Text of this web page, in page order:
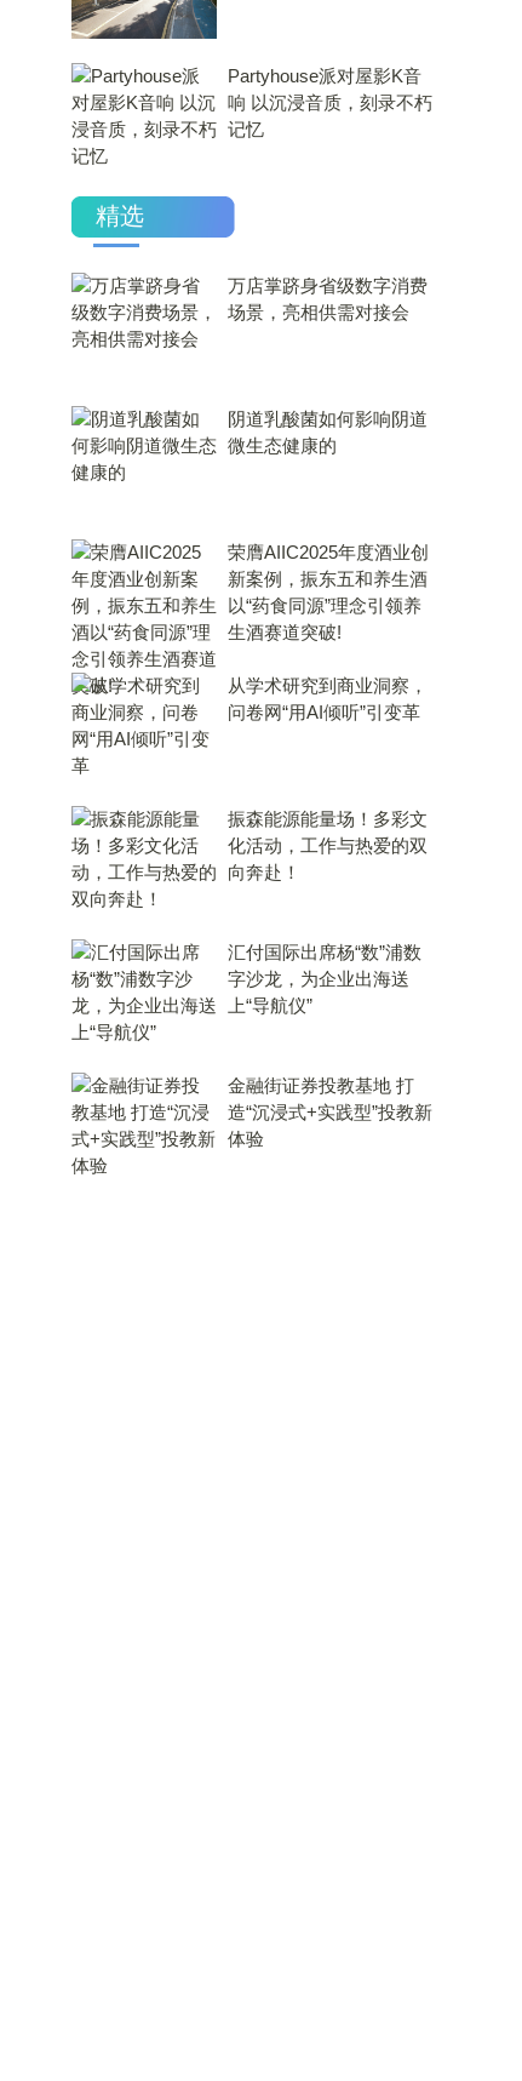
Partyhouse派对屋影K音
响 以沉浸音质，刻录不朽
记忆
精选
万店掌跻身省级数字消费
场景，亮相供需对接会
​阴道乳酸菌如何影响阴道
微生态健康的
荣膺AIIC2025年度酒业创
新案例，振东五和养生酒
以“药食同源”理念引领养
生酒赛道突破!
从学术研究到商业洞察，
问卷网“用AI倾听”引变革
振森能源能量场！多彩文
化活动，工作与热爱的双
向奔赴！
汇付国际出席杨“数”浦数
字沙龙，为企业出海送
上“导航仪”
金融街证券投教基地 打
造“沉浸式+实践型”投教新
体验